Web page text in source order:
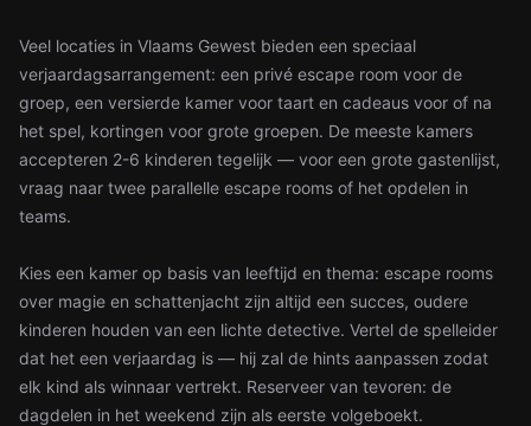
Veel locaties in Vlaams Gewest bieden een speciaal
verjaardagsarrangement: een privé escape room voor de
groep, een versierde kamer voor taart en cadeaus voor of na
het spel, kortingen voor grote groepen. De meeste kamers
accepteren 2-6 kinderen tegelijk — voor een grote gastenlijst,
vraag naar twee parallelle escape rooms of het opdelen in
teams.
Kies een kamer op basis van leeftijd en thema: escape rooms
over magie en schattenjacht zijn altijd een succes, oudere
kinderen houden van een lichte detective. Vertel de spelleider
dat het een verjaardag is — hij zal de hints aanpassen zodat
elk kind als winnaar vertrekt. Reserveer van tevoren: de
dagdelen in het weekend zijn als eerste volgeboekt.